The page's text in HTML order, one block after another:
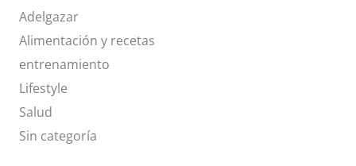
Adelgazar
Alimentación y recetas
entrenamiento
Lifestyle
Salud
Sin categoría